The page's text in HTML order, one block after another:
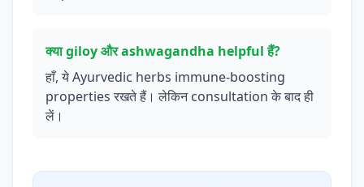
क्या giloy और ashwagandha helpful हैं?
हाँ, ये Ayurvedic herbs immune-boosting
properties रखते हैं। लेकिन consultation के बाद ही
लें।